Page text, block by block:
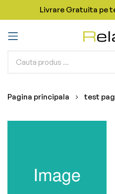
Livrare Gratuita pe
Mergeti
Continut
Pagina principala test